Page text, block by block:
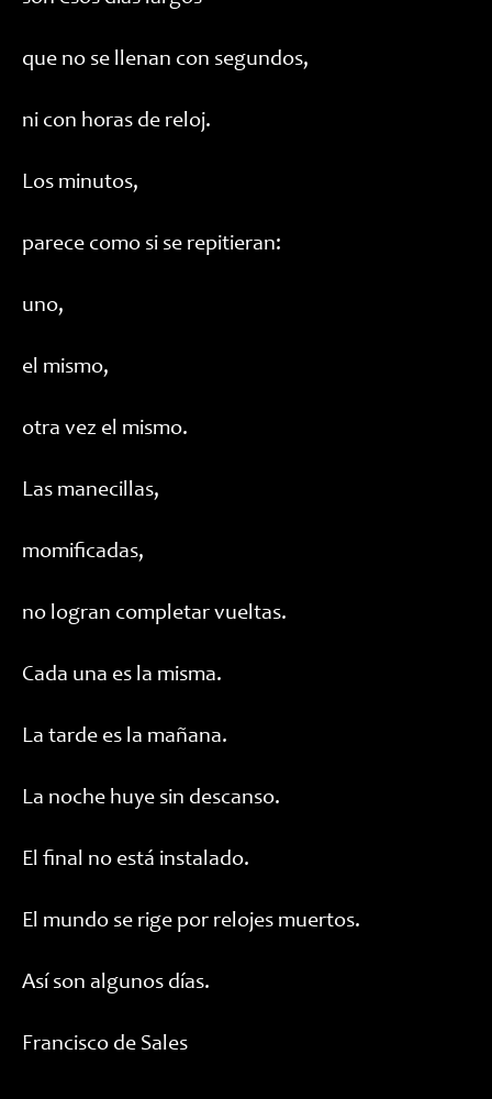
que no se llenan con segundos,
ni con horas de reloj.
Los minutos,
parece como si se repitieran:
uno,
el mismo,
otra vez el mismo.
Las manecillas,
momificadas,
no logran completar vueltas.
Cada una es la misma.
La tarde es la mañana.
La noche huye sin descanso.
El final no está instalado.
El mundo se rige por relojes muertos.
Así son algunos días.
Francisco de Sales